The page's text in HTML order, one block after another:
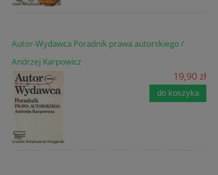
Autor-Wydawca Poradnik prawa autorskiego /
Andrzej Karpowicz
19,90 zł
do koszyka